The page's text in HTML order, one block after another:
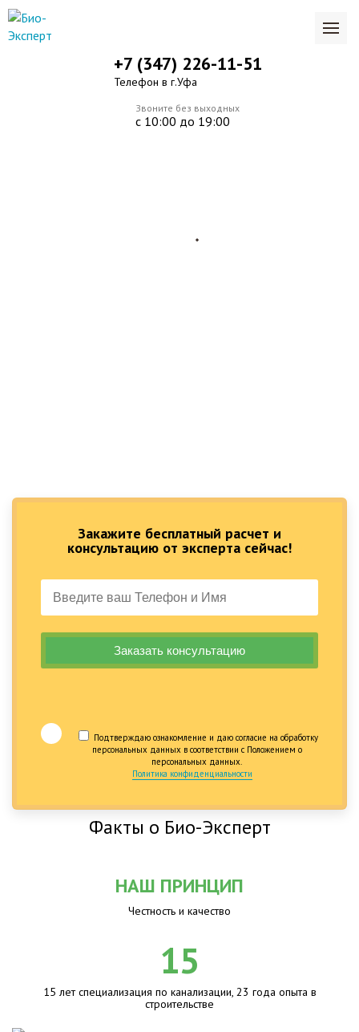
Закажите бесплатный расчет и
консультацию от эксперта сейчас!
Подтверждаю ознакомление и даю согласие на обработку
персональных данных в соответствии с Положением о
персональных данных.
Политика конфиденциальности
Звоните без выходных
с 10:00 до 19:00
+7 (347) 226-11-51
Телефон в г.Уфа
Факты о Био-Эксперт
НАШ ПРИНЦИП
Честность и качество
15
15 лет специализация по канализации, 23 года опыта в
строительстве